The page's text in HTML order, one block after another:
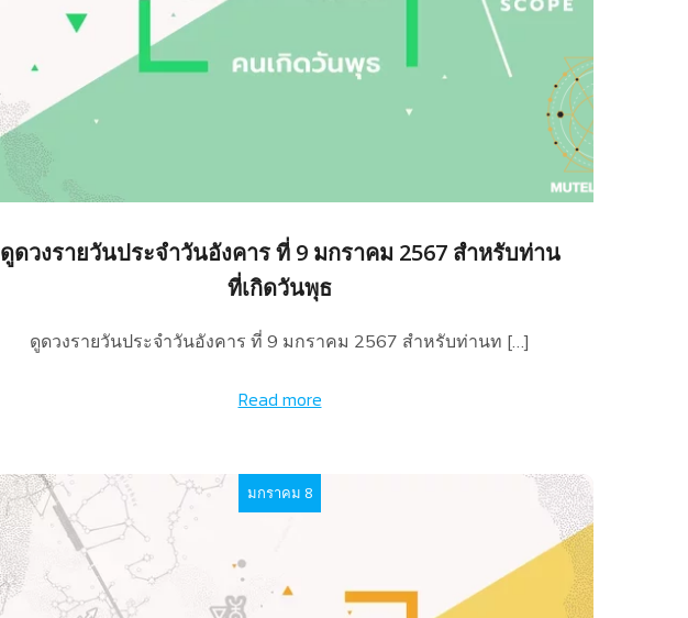
ดูดวงรายวันประจำวันอังคาร ที่ 9 มกราคม 2567 สำหรับท่าน
ที่เกิดวันพุธ
ดูดวงรายวันประจำวันอังคาร ที่ 9 มกราคม 2567 สำหรับท่านท […]
Read more
มกราคม 8